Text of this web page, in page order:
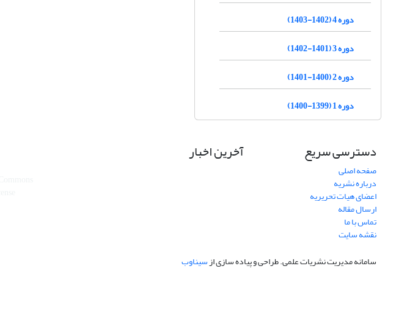
دوره 4 (1402-1403)
دوره 3 (1401-1402)
دوره 2 (1400-1401)
دوره 1 (1399-1400)
دسترسی سریع
صفحه اصلی
درباره نشریه
اعضای هیات تحریریه
ارسال مقاله
تماس با ما
نقشه سایت
آخرین اخبار
سامانه مدیریت نشریات علمی.طراحی و پیاده سازی ازسیناوب